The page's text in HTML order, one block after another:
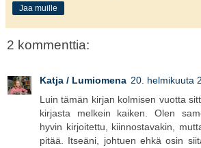
Jaa muille
2 kommenttia:
Katja / Lumiomena 20. helmikuuta
Luin tämän kirjan kolmisen vuotta
kirjasta melkein kaiken. Olen
hyvin kirjoitettu, kiinnostavakin,
pitää. Itseäni, johtuen ehkä osin